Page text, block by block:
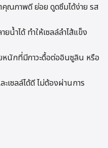
คุณภาพดี ย่อย ดูดซึมได้ง่าย รส
ยน้ำได้ ทำให้เซลล์ลำไส้แข็ง
หนักที่มีภาวะดื้อต่ออินซูลิน หรือ
เซลล์ได้ดี ไม่ต้องผ่านการ